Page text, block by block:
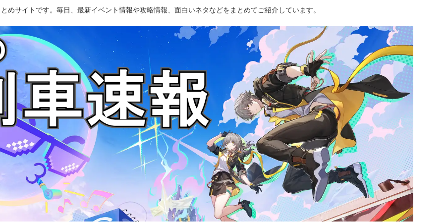
めサイトです。毎日、最新イベント情報や攻略情報、面白いネタなどをまとめてご紹介しています。